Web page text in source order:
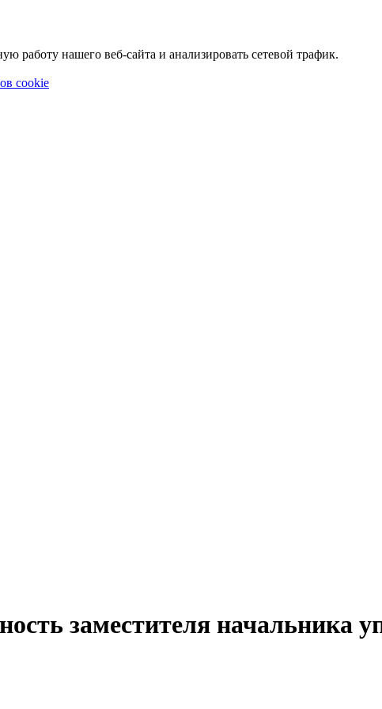
работу нашего веб-сайта и анализировать сетевой трафик.
cookie
заместителя начальника